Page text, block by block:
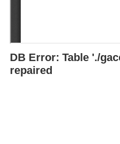
DB Error: Table './
repaired